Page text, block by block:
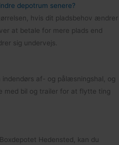
depotrum senere?
hvis dit pladsbehov ændrer
at betale for mere plads end
sig undervejs.
af- og pålæsningshal, og
med bil og trailer for at flytte ting
Hedensted, kan du